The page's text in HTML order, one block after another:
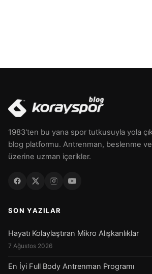
1983'ten bu yana spor tutkusuyla yola
blog platformu. Antrenman, beslenme ve
üzerine uzman içerikler.
SON YAZILAR
Hayatı Kolaylaştıran Mikro Alışkanlıklar
7 Ağustos 2026
En İyi Full Body Antrenman Programı